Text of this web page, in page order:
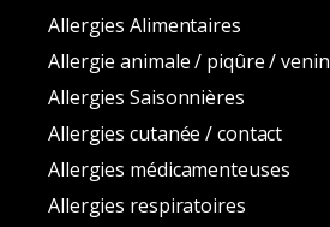
Allergies Alimentaires
Allergie animale / piqûre / venin
Allergies Saisonnières
Allergies cutanée / contact
Allergies médicamenteuses
Allergies respiratoires